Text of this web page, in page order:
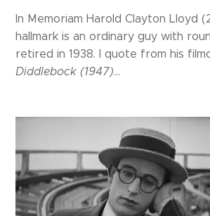
In Memoriam Harold Clayton Lloyd
hallmark is an ordinary guy with
retired in 1938. I quote from his
Diddlebock (1947)...